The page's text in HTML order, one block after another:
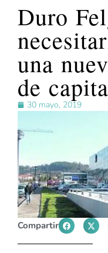
Duro
una
de
30 mayo, 2019
Compartir